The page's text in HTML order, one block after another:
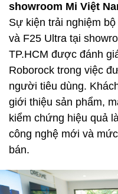
showroom Mi Việt
Sự kiện trải nghiệm
và F25 Ultra tại
TP.HCM được đánh
Roborock trong việc
người tiêu dùng.
giới thiệu sản phẩm,
kiểm chứng hiệu quả
công nghệ mới và
bán.